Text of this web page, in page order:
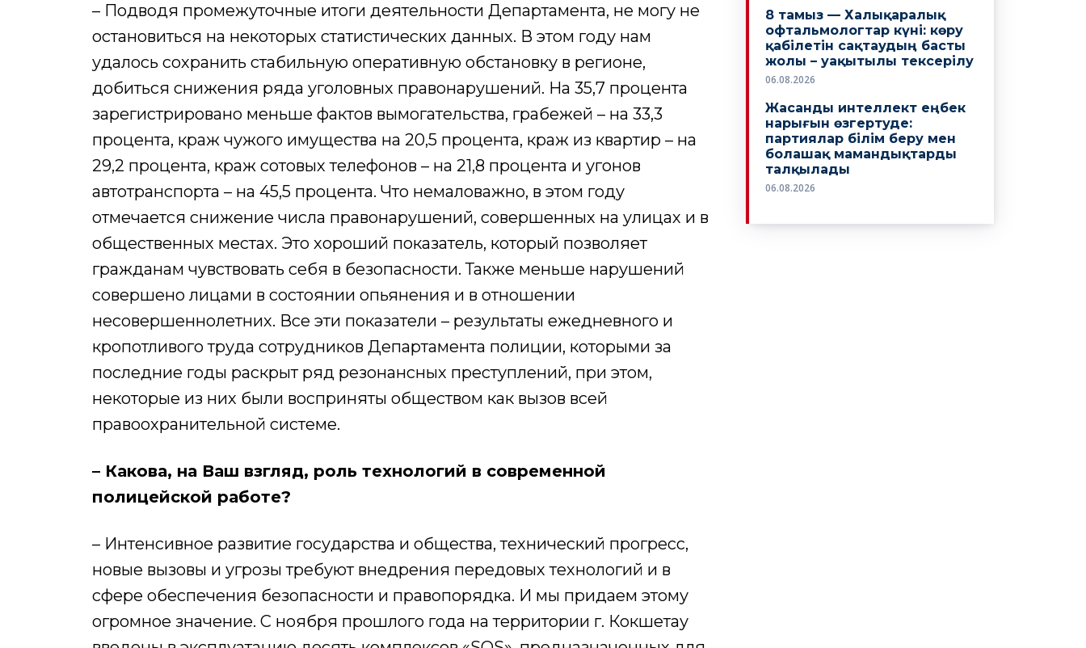
– Подводя промежуточные итоги деятельности Департамента, не могу не
остановиться на некоторых статистических данных. В этом году нам
удалось сохранить стабильную оперативную обстановку в регионе,
добиться снижения ряда уголовных правонарушений. На 35,7 процента
зарегистрировано меньше фактов вымогательства, грабежей – на 33,3
процента, краж чужого имущества на 20,5 процента, краж из квартир – на
29,2 процента, краж сотовых телефонов – на 21,8 процента и угонов
автотранспорта – на 45,5 процента. Что немаловажно, в этом году
отмечается снижение числа правонарушений, совершенных на улицах и в
общественных местах. Это хороший показатель, который позволяет
гражданам чувствовать себя в безопасности. Также меньше нарушений
совершено лицами в состоянии опьянения и в отношении
несовершеннолетних. Все эти показатели – результаты ежедневного и
кропотливого труда сотрудников Департамента полиции, которыми за
последние годы раскрыт ряд резонансных преступлений, при этом,
некоторые из них были восприняты обществом как вызов всей
правоохранительной системе.
– Какова, на Ваш взгляд, роль технологий в современной
полицейской работе?
– Интенсивное развитие государства и общества, технический прогресс,
новые вызовы и угрозы требуют внедрения передовых технологий и в
сфере обеспечения безопасности и правопорядка. И мы придаем этому
огромное значение. С ноября прошлого года на территории г. Кокшетау
8 тамыз — Халықаралық
офтальмологтар күні: көру
қабілетін сақтаудың басты
жолы – уақытылы тексерілу
06.08.2026
Жасанды интеллект еңбек
нарығын өзгертуде:
партиялар білім беру мен
болашақ мамандықтарды
талқылады
06.08.2026